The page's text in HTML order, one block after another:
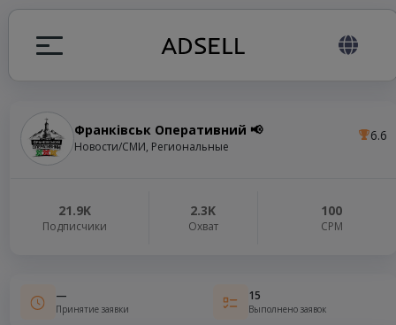
Франківськ Оперативний 📢
Новости/СМИ, Региональные
6.6
21.9K
Подписчики
2.3K
Охват
100
СРМ
—
Принятие заявки
15
Выполнено заявок